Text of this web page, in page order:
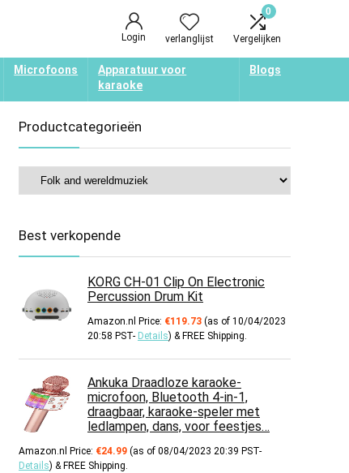
Login verlanglijst
0
Vergelijken
Microfoons
Apparatuur voor
karaoke
Blogs
Productcategorieën
Best verkopende
KORG CH-01 Clip On Electronic
Percussion Drum Kit
Amazon.nl Price: €119.73 (as of 10/04/2023
20:58 PST- Details) & FREE Shipping.
Ankuka Draadloze karaoke-
microfoon, Bluetooth 4-in-1,
draagbaar, karaoke-speler met
ledlampen, dans, voor feestjes…
Amazon.nl Price: €24.99 (as of 08/04/2023 20:39 PST-
Details) & FREE Shipping.